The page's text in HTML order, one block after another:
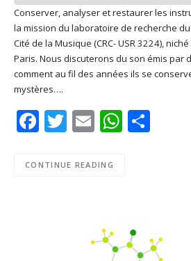
Apple Podcasts
Google Play
Podcast Addict
RSS FEED
SHARE
LINK
EMBED
Conserver, analyser et restaurer les
la mission du laboratoire de recherche
Cité de la Musique (CRC- USR 3224),
Paris. Nous discuterons du son émis par
comment au fil des années ils se
mystères….
Facebook
Twitter
Email
CONTINUE READING